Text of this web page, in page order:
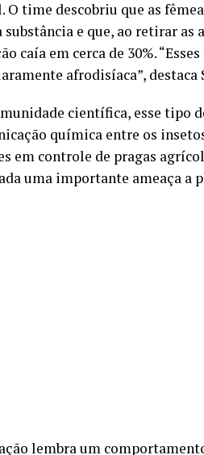
O time descobriu que as
substância e que, ao retirar as
caía em cerca de 30%.
afrodisíaca”, destaca
científica, esse tipo
química entre os
em controle de pragas
uma importante ameaça a
lembra um